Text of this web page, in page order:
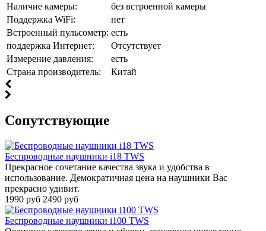
Наличие камеры:
без встроенной камеры
Поддержка WiFi:
нет
Встроенный пульсометр: есть
поддержка Интернет:
Отсутствует
Измерение давления:
есть
Страна производитель:
Китай
Cопутствующие
Беспроводные наушники i18 TWS
Прекрасное сочетание качества звука и удобства в
использование. Демократичная цена на наушники Вас
прекрасно удивит.
1990 руб 2490 руб
Беспроводные наушники i100 TWS